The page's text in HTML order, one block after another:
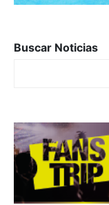
Buscar Noticias